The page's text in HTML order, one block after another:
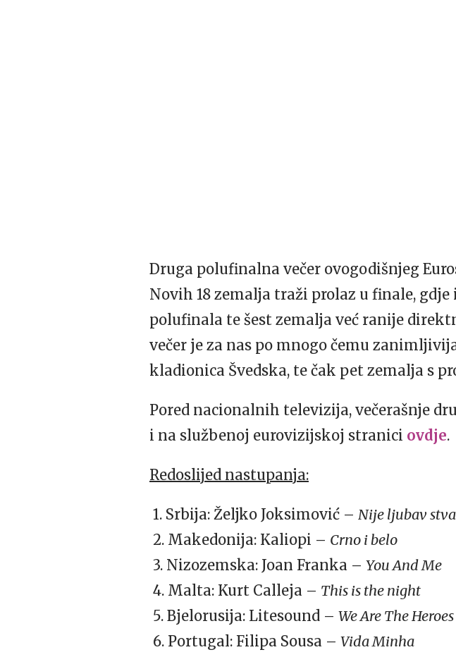
Druga polufinalna večer ovogodišnjeg
Novih 18 zemalja traži prolaz u finale,
polufinala te šest zemalja već ranije
večer je za nas po mnogo čemu
kladionica Švedska, te čak pet zemalja s
Pored nacionalnih televizija, večerašnje
i na službenoj eurovizijskoj stranici ovdje.
Redoslijed nastupanja:
1. Srbija: Željko Joksimović – Nije ljubav
2. Makedonija: Kaliopi – Crno i belo
3. Nizozemska: Joan Franka – You And Me
4. Malta: Kurt Calleja – This is the night
5. Bjelorusija: Litesound – We Are The Heroes
6. Portugal: Filipa Sousa – Vida Minha